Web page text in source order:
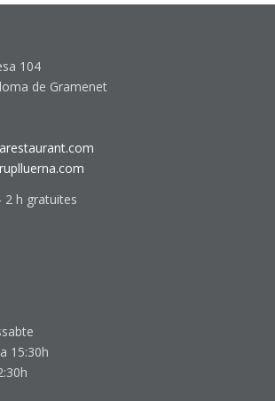
104
de Gramenet
2 h gratuites
15:30h